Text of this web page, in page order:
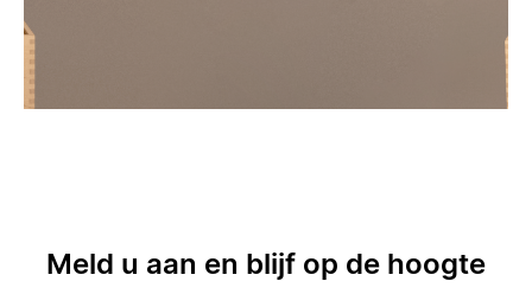
Meld u aan en blijf op de hoogte